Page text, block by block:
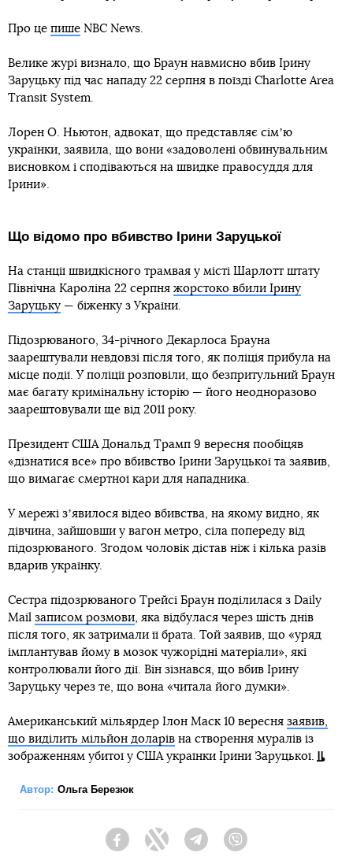
Про це пише NBC News.
Велике журі визнало, що Браун навмисно вбив Ірину
Заруцьку під час нападу 22 серпня в поїзді Charlotte Area
Transit System.
Лорен О. Ньютон, адвокат, що представляє сімʼю
українки, заявила, що вони «задоволені обвинувальним
висновком і сподіваються на швидке правосуддя для
Ірини».
Що відомо про вбивство Ірини Заруцької
На станції швидкісного трамвая у місті Шарлотт штату
Північна Кароліна 22 серпня жорстоко вбили Ірину
Заруцьку — біженку з України.
Підозрюваного, 34-річного Декарлоса Брауна
заарештували невдовзі після того, як поліція прибула на
місце події. У поліції розповіли, що безпритульний Браун
має багату кримінальну історію — його неодноразово
заарештовували ще від 2011 року.
Президент США Дональд Трамп 9 вересня пообіцяв
«дізнатися все» про вбивство Ірини Заруцької та заявив,
що вимагає смертної кари для нападника.
У мережі зʼявилося відео вбивства, на якому видно, як
дівчина, зайшовши у вагон метро, сіла попереду від
підозрюваного. Згодом чоловік дістав ніж і кілька разів
вдарив українку.
Сестра підозрюваного Трейсі Браун поділилася з Daily
Mail записом розмови, яка відбулася через шість днів
після того, як затримали її брата. Той заявив, що «уряд
імплантував йому в мозок чужорідні матеріали», які
контролювали його дії. Він зізнався, що вбив Ірину
Заруцьку через те, що вона «читала його думки».
Американський мільярдер Ілон Маск 10 вересня заявив,
що виділить мільйон доларів на створення муралів із
зображенням убитої у США українки Ірини Заруцької.
Автор: Ольга Березюк
FacebookTwitter Telegram